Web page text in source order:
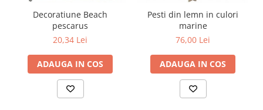
Decoratiune Beach
pescarus
20,34 Lei
ADAUGA IN COS
Pesti din lemn in culori
marine
76,00 Lei
ADAUGA IN COS